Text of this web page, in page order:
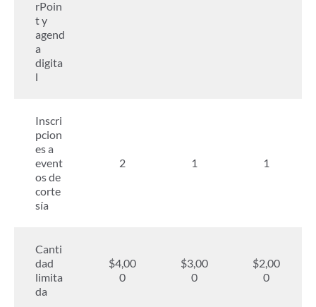
rPoin
t y
agend
a
digita
l
Inscri
pcion
es a
event
os de
corte
sía
2 1 1
Canti
dad
limita
da
$4,00
0
$3,00
0
$2,00
0